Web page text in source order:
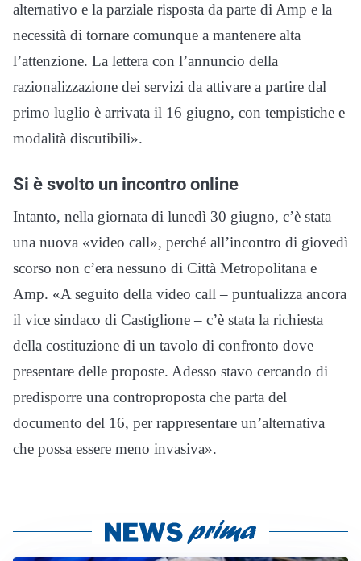
alternativo e la parziale risposta da parte di Amp e la
necessità di tornare comunque a mantenere alta
l’attenzione. La lettera con l’annuncio della
razionalizzazione dei servizi da attivare a partire dal
primo luglio è arrivata il 16 giugno, con tempistiche e
modalità discutibili».
Si è svolto un incontro online
Intanto, nella giornata di lunedì 30 giugno, c’è stata
una nuova «video call», perché all’incontro di giovedì
scorso non c’era nessuno di Città Metropolitana e
Amp. «A seguito della video call – puntualizza ancora
il vice sindaco di Castiglione – c’è stata la richiesta
della costituzione di un tavolo di confronto dove
presentare delle proposte. Adesso stavo cercando di
predisporre una controproposta che parta del
documento del 16, per rappresentare un’alternativa
che possa essere meno invasiva».